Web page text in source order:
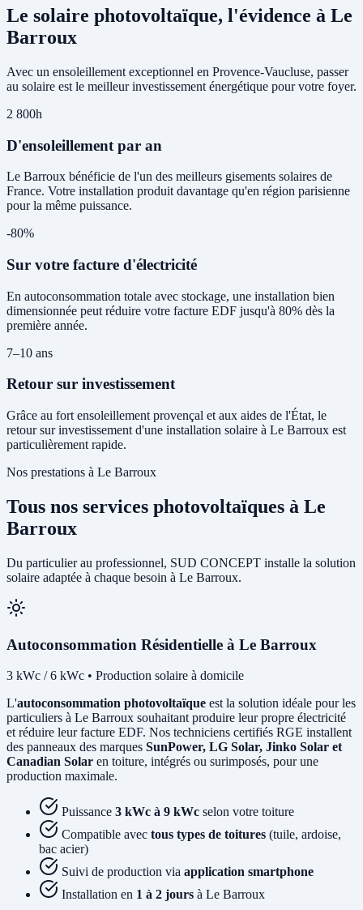
Le solaire photovoltaïque, l'évidence à Le
Barroux
Avec un ensoleillement exceptionnel en Provence-Vaucluse, passer
au solaire est le meilleur investissement énergétique pour votre foyer.
2 800h
D'ensoleillement par an
Le Barroux bénéficie de l'un des meilleurs gisements solaires de
France. Votre installation produit davantage qu'en région parisienne
pour la même puissance.
-80%
Sur votre facture d'électricité
En autoconsommation totale avec stockage, une installation bien
dimensionnée peut réduire votre facture EDF jusqu'à 80% dès la
première année.
7–10 ans
Retour sur investissement
Grâce au fort ensoleillement provençal et aux aides de l'État, le
retour sur investissement d'une installation solaire à Le Barroux est
particulièrement rapide.
Nos prestations à Le Barroux
Tous nos services photovoltaïques à Le
Barroux
Du particulier au professionnel, SUD CONCEPT installe la solution
solaire adaptée à chaque besoin à Le Barroux.
Autoconsommation Résidentielle à Le Barroux
3 kWc / 6 kWc • Production solaire à domicile
L'autoconsommation photovoltaïque est la solution idéale pour les
particuliers à Le Barroux souhaitant produire leur propre électricité
et réduire leur facture EDF. Nos techniciens certifiés RGE installent
des panneaux des marques SunPower, LG Solar, Jinko Solar et
Canadian Solar en toiture, intégrés ou surimposés, pour une
production maximale.
Puissance 3 kWc à 9 kWc selon votre toiture
Compatible avec tous types de toitures (tuile, ardoise,
bac acier)
Suivi de production via application smartphone
Installation en 1 à 2 jours à Le Barroux